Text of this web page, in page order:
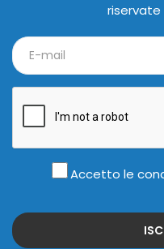
riservate
Accetto le